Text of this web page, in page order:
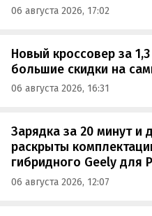
06 августа 2026, 17:02
Новый кроссовер за
большие скидки на
06 августа 2026, 16:31
Зарядка за 20 минут и
раскрыты
гибридного Geely для
06 августа 2026, 12:07